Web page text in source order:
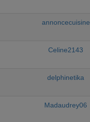
annoncecuisine
Celine2143
delphinetika
Madaudrey06